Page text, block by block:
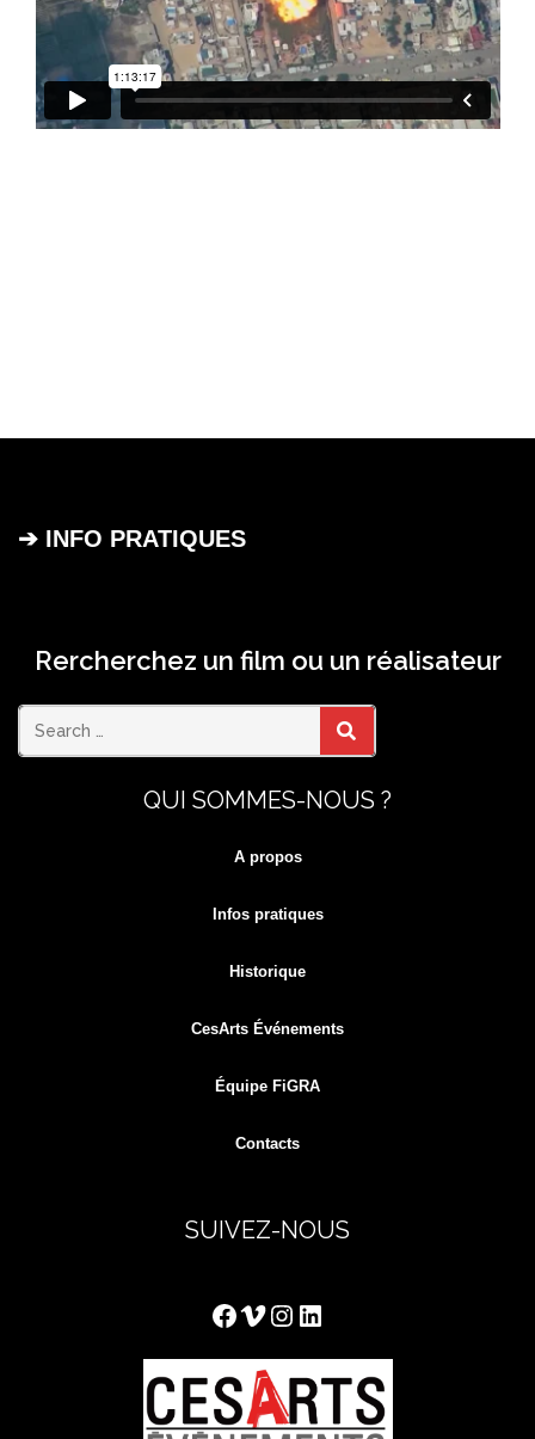
➔ INFO PRATIQUES
Rercherchez un film ou un réalisateur
Search SEARCH
QUI SOMMES-NOUS ?
A propos
Infos pratiques
Historique
CesArts Événements
Équipe FiGRA
Contacts
SUIVEZ-NOUS
Facebook
Vimeo
Instagram
LinkedIn